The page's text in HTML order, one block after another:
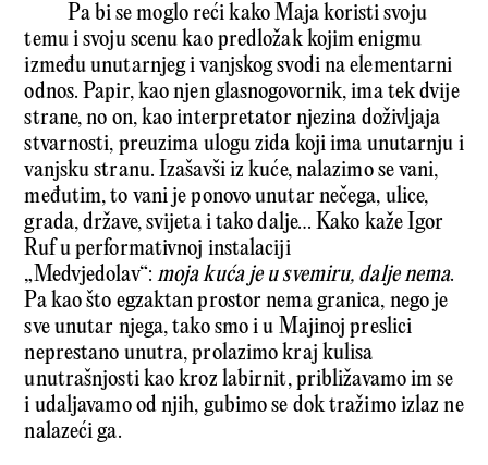
Pa bi se moglo reći kako Maja koristi svoju
temu i svoju scenu kao predložak kojim enigmu
između unutarnjeg i vanjskog svodi na elementarni
odnos. Papir, kao njen glasnogovornik, ima tek dvije
strane, no on, kao interpretator njezina doživljaja
stvarnosti, preuzima ulogu zida koji ima unutarnju i
vanjsku stranu. Izašavši iz kuće, nalazimo se vani,
međutim, to vani je ponovo unutar nečega, ulice,
grada, države, svijeta i tako dalje… Kako kaže Igor
Ruf u performativnoj instalaciji
„Medvjedolav“: moja kuća je u svemiru, dalje nema.
Pa kao što egzaktan prostor nema granica, nego je
sve unutar njega, tako smo i u Majinoj preslici
neprestano unutra, prolazimo kraj kulisa
unutrašnjosti kao kroz labirnit, približavamo im se
i udaljavamo od njih, gubimo se dok tražimo izlaz ne
nalazeći ga.